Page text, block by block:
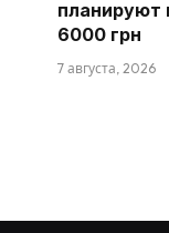
планируют
6000 грн
7 августа, 2026